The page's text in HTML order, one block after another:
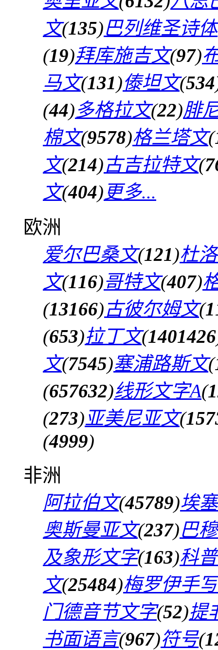
文(135)巴列维圣诗体
(19)拜库施吉文(97)
马文(131)傣坦文(534
(44)多格拉文(22)腓
棉文(9578)格兰塔文(
文(214)古吉拉特文(
文(404) 更多...
欧洲
爱尔巴桑文(121)杜
文(116)哥特文(407)
(13166)古彼尔姆文(
(653)拉丁文(1401426
文(7545)塞浦路斯文(
(657632)线形文字A(
(273)亚美尼亚文(
(4999)
非洲
阿拉伯文(45789)埃
奥斯曼亚文(237)巴
及象形文字(163)科
文(25484)梅罗伊手
门德音节文字(52)提
书面语言(967)符号(